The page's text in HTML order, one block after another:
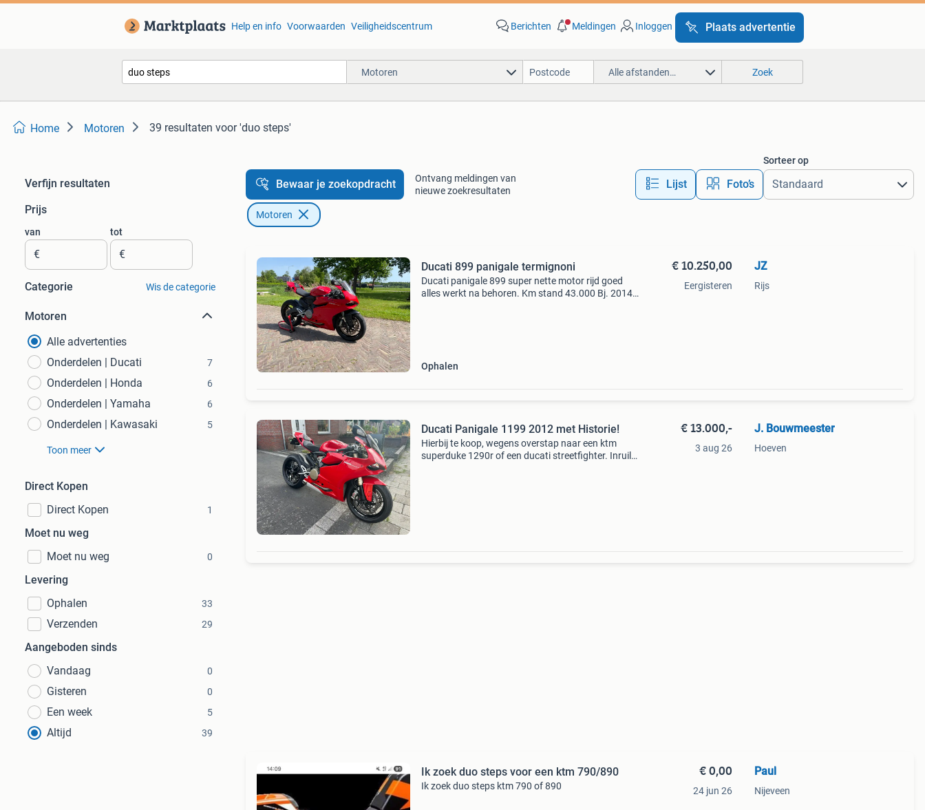
Help en info Voorwaarden Veiligheidscentrum Berichten Meldingen Inloggen Plaats advertentie
Motoren Alle afstanden… Zoek
Home Motoren 39 resultaten voor 'duo steps'
Verfijn resultaten
Prijs
van
€
tot
€
Categorie Wis de categorie
Motoren
Alle advertenties
Onderdelen | Ducati
7
Onderdelen | Honda 6
Onderdelen | Yamaha 6
Onderdelen | Kawasaki 5
Toon meer
Direct Kopen
Direct Kopen
1
Moet nu weg
Moet nu weg
0
Levering
Ophalen
33
Verzenden 29
Aangeboden sinds
Vandaag
0
Gisteren 0
Een week 5
Altijd 39
Bewaar je zoekopdracht
Ontvang meldingen van
nieuwe zoekresultaten
Lijst Foto’s
Sorteer op
Motoren
Ducati 899 panigale termignoni
Ducati panigale 899 super nette motor rijd goed
alles werkt na behoren. Km stand 43.000 Bj. 2014
Ophalen
€ 10.250,00
Eergisteren
JZ
Rijs
Ducati Panigale 1199 2012 met Historie!
Hierbij te koop, wegens overstap naar een ktm
superduke 1290r of een ducati streetfighter. Inruil
€ 13.000,-
3 aug 26
J. Bouwmeester
Hoeven
Ik zoek duo steps voor een ktm 790/890
Ik zoek duo steps ktm 790 of 890
€ 0,00
24 jun 26
Paul
Nijeveen